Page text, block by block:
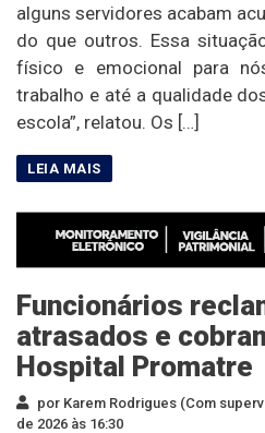
alguns servidores acabam
do que outros. Essa
físico e emocional para
trabalho e até a qualidade
escola”, relatou. Os […]
Funcionários
atrasados e
Hospital Promatre
por Karem Rodrigues (Com
de 2026 às 16:30